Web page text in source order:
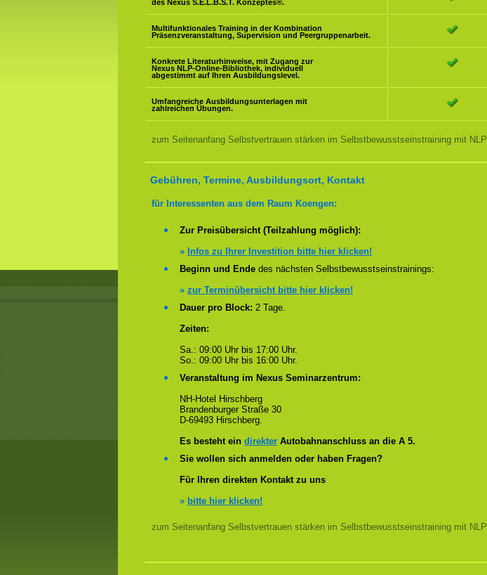
des Nexus S.E.L.B.S.T. Konzeptes®.
Multifunktionales Training in der Kombination
Präsenzveranstaltung, Supervision und Peergruppenarbeit.
Konkrete Literaturhinweise, mit Zugang zur
Nexus NLP-Online-Bibliothek, individuell
abgestimmt auf Ihren Ausbildungslevel.
Umfangreiche Ausbildungsunterlagen mit
zahlreichen Übungen.
zum Seitenanfang Selbstvertrauen stärken im Selbstbewusstseinstraining mit NLP
Gebühren, Termine, Ausbildungsort, Kontakt
für Interessenten aus dem Raum Koengen:
Zur Preisübersicht (Teilzahlung möglich):
» Infos zu Ihrer Investition bitte hier klicken!
Beginn und Ende des nächsten Selbstbewusstseinstrainings:
» zur Terminübersicht bitte hier klicken!
Dauer pro Block: 2 Tage.
Zeiten:
Sa.: 09:00 Uhr bis 17:00 Uhr.
So.: 09:00 Uhr bis 16:00 Uhr.
Veranstaltung im Nexus Seminarzentrum:
NH-Hotel Hirschberg
Brandenburger Straße 30
D-69493 Hirschberg.
Es besteht ein direkter Autobahnanschluss an die A 5.
Sie wollen sich anmelden oder haben Fragen?
Für Ihren direkten Kontakt zu uns
» bitte hier klicken!
zum Seitenanfang Selbstvertrauen stärken im Selbstbewusstseinstraining mit NLP